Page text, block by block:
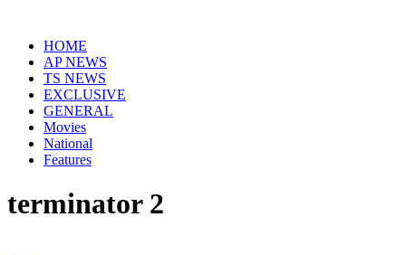
contentHOME
AP NEWS
TS NEWS
EXCLUSIVE
GENERAL
Movies
National
Features
terminator 2